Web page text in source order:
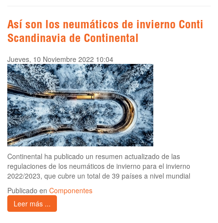
Así son los neumáticos de invierno Conti
Scandinavia de Continental
Jueves, 10 Noviembre 2022 10:04
Continental ha publicado un resumen actualizado de las
regulaciones de los neumáticos de invierno para el invierno
2022/2023, que cubre un total de 39 países a nivel mundial
Publicado en Componentes
Leer más ...